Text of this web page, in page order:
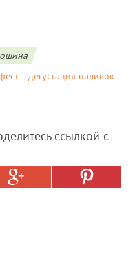
дегустация наливок
ссылкой с